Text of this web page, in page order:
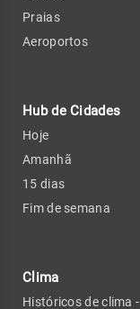
Praias
Aeroportos
Hub de Cidades
Hoje
Amanhã
15 dias
Fim de semana
Clima
Históricos de clima -